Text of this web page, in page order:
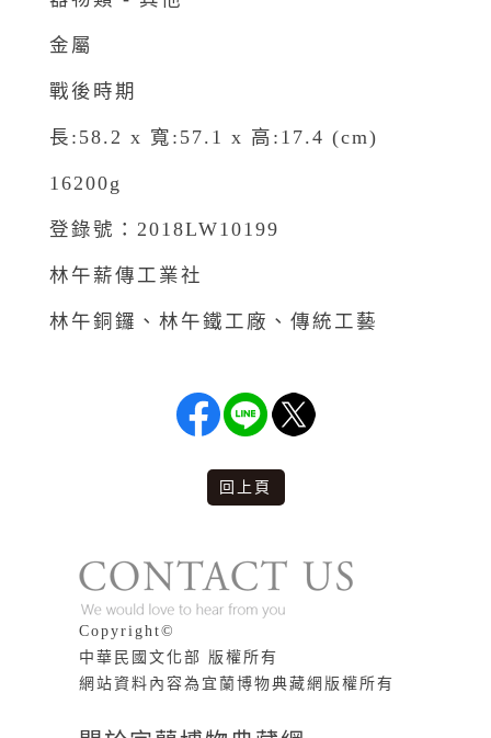
金屬
戰後時期
長:58.2 x 寬:57.1 x 高:17.4 (cm)
16200g
登錄號：2018LW10199
林午薪傳工業社
林午銅鑼、林午鐵工廠、傳統工藝
回上頁
版權說明
Copyright©
中華民國文化部 版權所有
網站資料內容為宜蘭博物典藏網版權所有